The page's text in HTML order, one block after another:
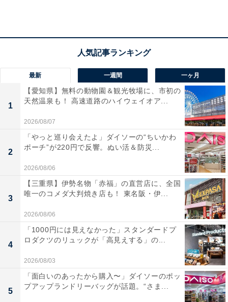
第4位：カントリー・ロード／『耳をすませば』
（93票）
最新 一週間 一ヶ月
1
【愛知県】無料の動物園＆観光牧場に、市初の
天然温泉も！ 高速道路のハイウェイオア...
2026/08/07
2
「やっと巡り会えたよ」ダイソーの“ちいかわ
ポーチ”が220円で反響。ぬい活＆防災...
2026/08/06
3
【三重県】伊勢名物「赤福」の直営店に、全国
唯一のコメダ大判焼き店も！ 東名阪・伊...
2026/08/06
4
「1000円には見えなかった」スタンダードプ
ロダクツのリュックが「高見えする」の...
2026/08/03
5
「面白いのあったから購入〜」ダイソーのポッ
プアップランドリーバッグが話題。“さま...